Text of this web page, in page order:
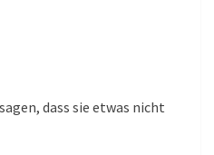
dass sie etwas nicht